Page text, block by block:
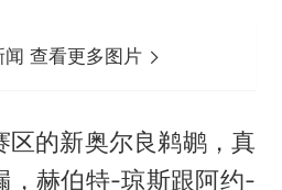
闻 查看更多图片
区的新奥尔良鹈鹕，真
，赫伯特-琼斯跟阿约-